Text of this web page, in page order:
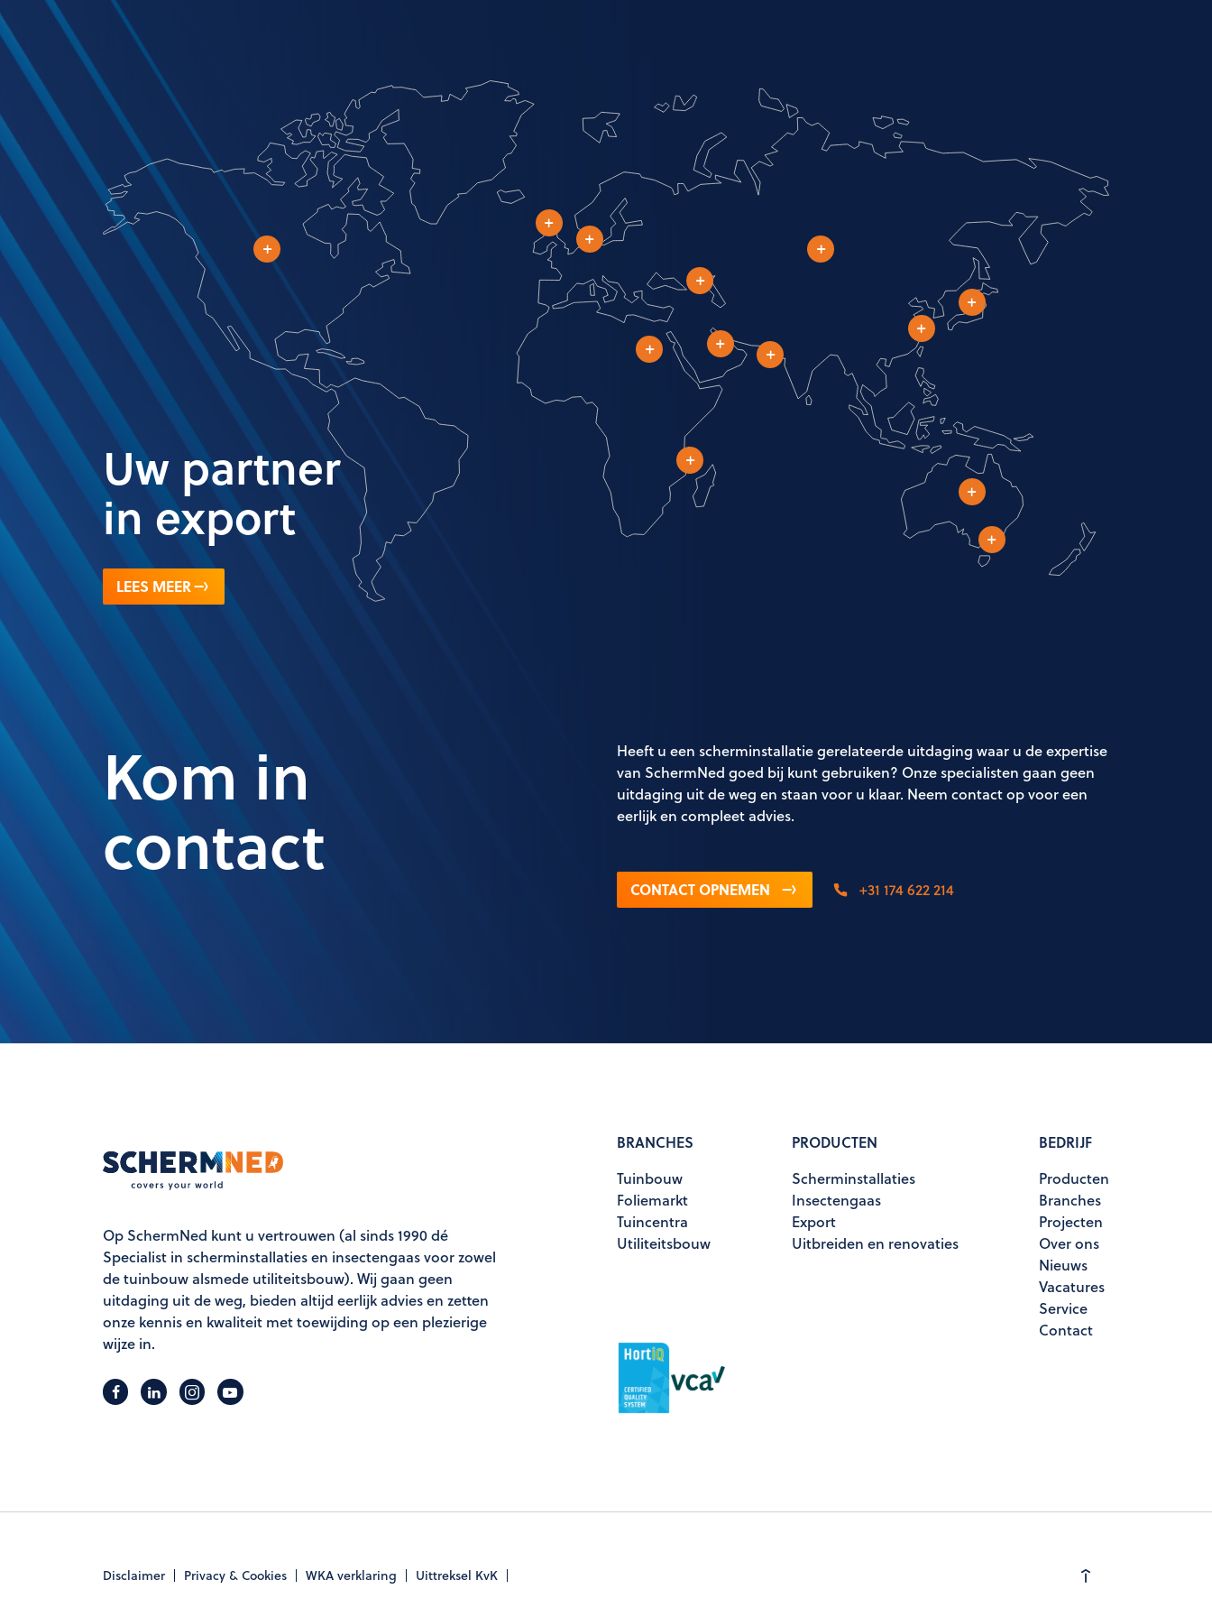
Uw partner
in export
LEES MEER
Kom in
contact
Heeft u een scherminstallatie gerelateerde uitdaging waar u de expertise
van SchermNed goed bij kunt gebruiken? Onze specialisten gaan geen
uitdaging uit de weg en staan voor u klaar. Neem contact op voor een
eerlijk en compleet advies.
CONTACT OPNEMEN +31 174 622 214
Op SchermNed kunt u vertrouwen (al sinds 1990 dé
Specialist in scherminstallaties en insectengaas voor zowel
de tuinbouw alsmede utiliteitsbouw). Wij gaan geen
uitdaging uit de weg, bieden altijd eerlijk advies en zetten
onze kennis en kwaliteit met toewijding op een plezierige
wijze in.
BRANCHES
Tuinbouw
Foliemarkt
Tuincentra
Utiliteitsbouw
PRODUCTEN
Scherminstallaties
Insectengaas
Export
Uitbreiden en renovaties
BEDRIJF
Producten
Branches
Projecten
Over ons
Nieuws
Vacatures
Service
Contact
Disclaimer Privacy & Cookies WKA verklaring Uittreksel KvK